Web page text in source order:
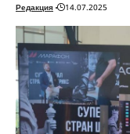
Редакция 14.07.2025